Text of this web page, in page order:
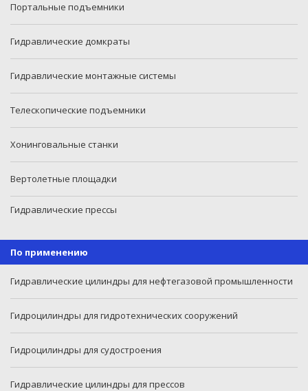
Портальные подъемники
Гидравлические домкраты
Гидравлические монтажные системы
Телескопические подъемники
Хонинговальные станки
Вертолетные площадки
Гидравлические прессы
По применению
Гидравлические цилиндры для нефтегазовой промышленности
Гидроцилиндры для гидротехнических сооружений
Гидроцилиндры для судостроения
Гидравлические цилиндры для прессов